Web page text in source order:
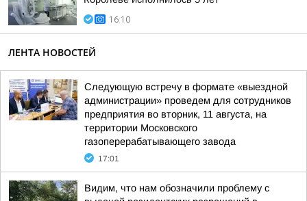
16:10
ЛЕНТА НОВОСТЕЙ
Следующую встречу в формате «выездной
администрации» проведем для сотрудников
предприятия во вторник, 11 августа, на
территории Московского
газоперерабатывающего завода
17:01
Видим, что нам обозначили проблему с